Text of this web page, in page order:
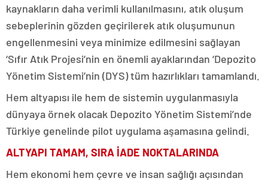
kaynakların daha verimli kullanılmasını, atık oluşum
sebeplerinin gözden geçirilerek atık oluşumunun
engellenmesini veya minimize edilmesini sağlayan
‘Sıfır Atık Projesi’nin en önemli ayaklarından ‘Depozito
Yönetim Sistemi’nin (DYS) tüm hazırlıkları tamamlandı.
Hem altyapısı ile hem de sistemin uygulanmasıyla
dünyaya örnek olacak Depozito Yönetim Sistemi’nde
Türkiye genelinde pilot uygulama aşamasına gelindi.
ALTYAPI TAMAM, SIRA İADE NOKTALARINDA
Hem ekonomi hem çevre ve insan sağlığı açısından